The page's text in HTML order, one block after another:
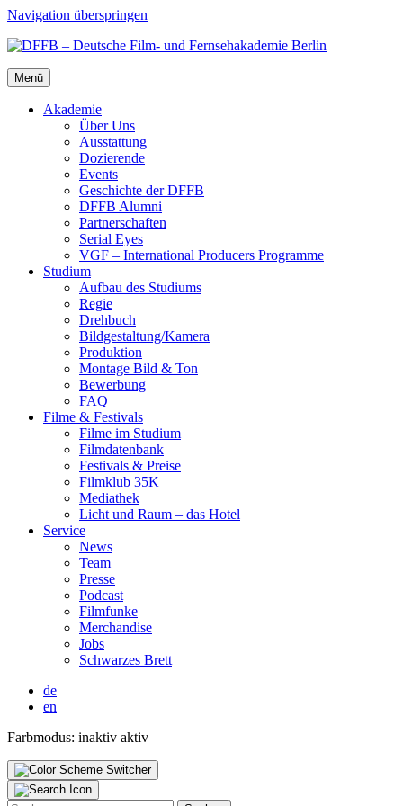
Navigation überspringen
Menü
Aka­de­mie
Über Uns
Aus­stat­tung
Dozie­ren­de
Events
Geschich­te der DFFB
DFFB Alum­ni
Part­ner­schaf­ten
Seri­al Eyes
VGF – Inter­na­tio­nal Pro­du­cers Pro­gram­me
Stu­di­um
Auf­bau des Stu­di­ums
Regie
Dreh­buch
Bildgestaltung/​​Kamera
Pro­duk­ti­on
Mon­ta­ge Bild & Ton
Bewer­bung
FAQ
Fil­me & Fes­ti­vals
Fil­me im Stu­di­um
Film­da­ten­bank
Fes­ti­vals & Prei­se
Film­klub 35K
Media­thek
Licht und Raum – das Hotel
Ser­vice
News
Team
Pres­se
Pod­cast
Film­fun­ke
Mer­chan­di­se
Jobs
Schwar­zes Brett
de
en
Farbmodus: inaktiv aktiv